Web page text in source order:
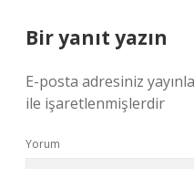
Bir yanıt yazın
E-posta adresiniz
ile işaretlenmişlerdir
Yorum